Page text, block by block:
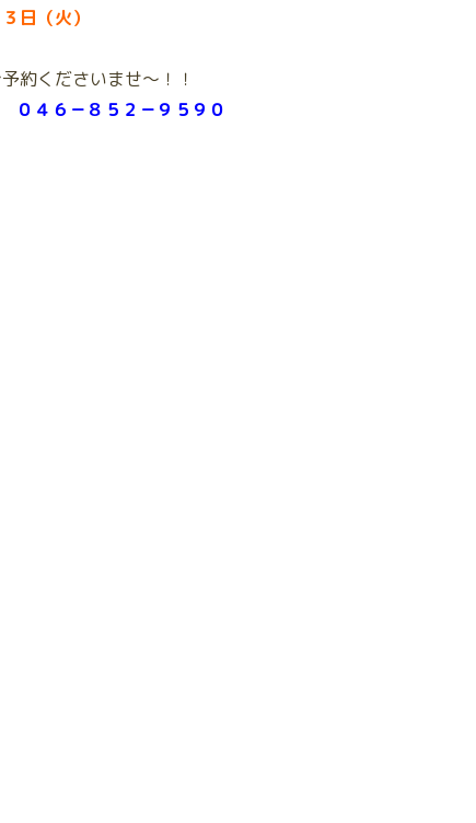
日（火）
約くださいませ～！！
４６－８５２－９５９０